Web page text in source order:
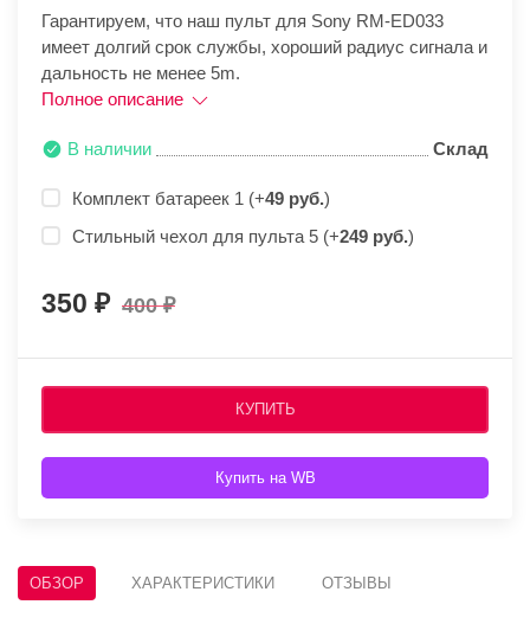
Гарантируем, что наш пульт для Sony RM-ED033
имеет долгий срок службы, хороший радиус сигнала и
дальность не менее 5m.
Полное описание
В наличии Склад
Комплект батареек 1 (+49 руб.)
Стильный чехол для пульта 5 (+249 руб.)
350 400
КУПИТЬ
Купить на WB
ОБЗОР ХАРАКТЕРИСТИКИ ОТЗЫВЫ